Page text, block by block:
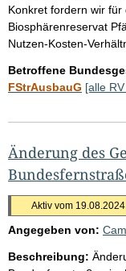
Konkret fordern wir
Biosphärenreservat
Nutzen-Kosten-
Betroffene
FStrAusbauG [alle
Änderung des
Aktiv vom
Angegeben von:
Beschreibung: